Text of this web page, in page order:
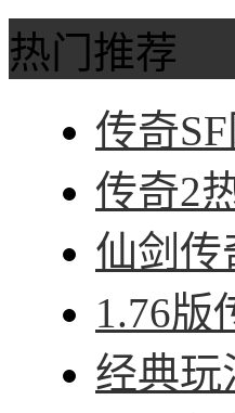
热门推荐
传奇
传奇2
仙剑传
1.76版
经典玩